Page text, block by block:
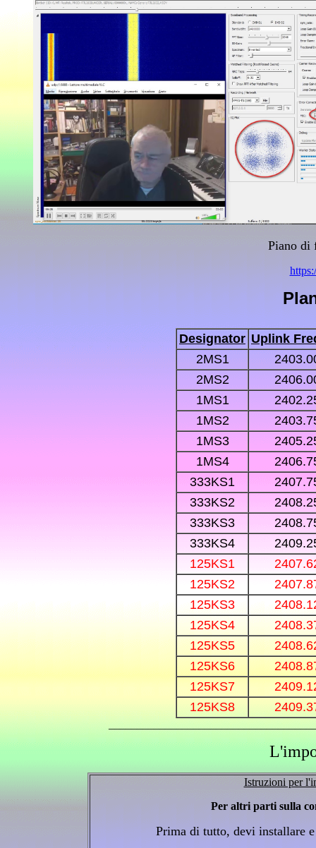
Piano di
Designator Uplink
2MS1
2MS2
1MS1
1MS2
1MS3
1MS4
333KS1
333KS2
333KS3
333KS4
125KS1
125KS2
125KS3
125KS4
125KS5
125KS6
125KS7
125KS8
L
Istruzioni per
Per altri parti sulla
Prima di tutto, devi installare